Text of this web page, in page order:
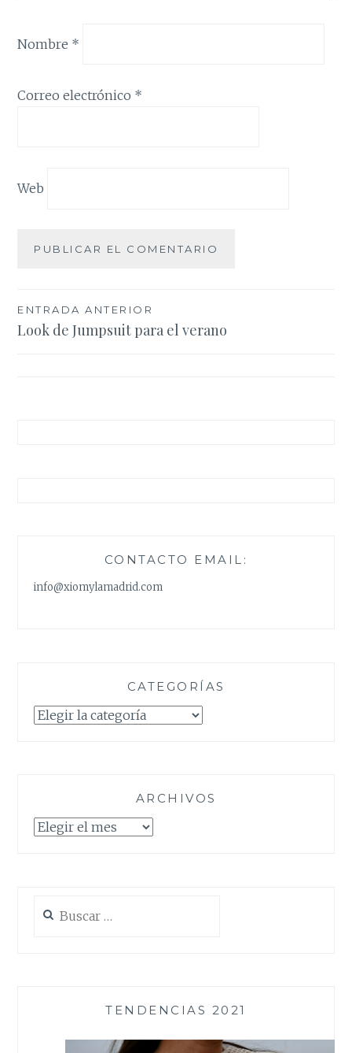
Nombre *
Correo electrónico *
Web
Navegación
de
ENTRADA ANTERIOR
Look de Jumpsuit para el verano
CONTACTO EMAIL:
info@xiomylamadrid.com
CATEGORÍAS
Categorías
ARCHIVOS
Archivos
TENDENCIAS 2021